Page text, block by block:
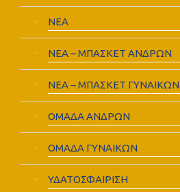
ΝΕΑ
ΝΕΑ – ΜΠΑΣΚΕΤ ΑΝΔΡΩΝ
ΝΕΑ – ΜΠΑΣΚΕΤ ΓΥΝΑΙΚΩΝ
ΟΜΑΔΑ ΑΝΔΡΩΝ
ΟΜΑΔΑ ΓΥΝΑΙΚΩΝ
ΥΔΑΤΟΣΦΑΙΡΙΣΗ